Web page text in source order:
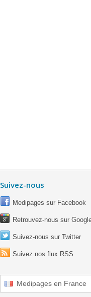
Suivez-nous
Medipages sur Facebook
Retrouvez-nous sur
Suivez-nous sur Twitter
Suivez nos flux RSS
Medipages en France